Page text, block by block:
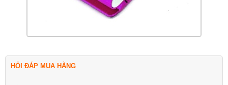
HỎI ĐÁP MUA HÀNG